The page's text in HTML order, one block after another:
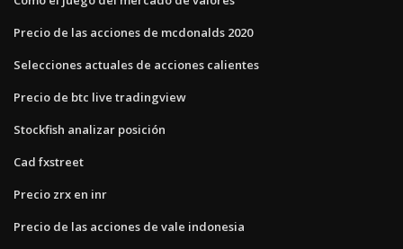
Precio de las acciones de mcdonalds 2020
Selecciones actuales de acciones calientes
Precio de btc live tradingview
Stockfish analizar posición
Cad fxstreet
Precio zrx en inr
Precio de las acciones de vale indonesia